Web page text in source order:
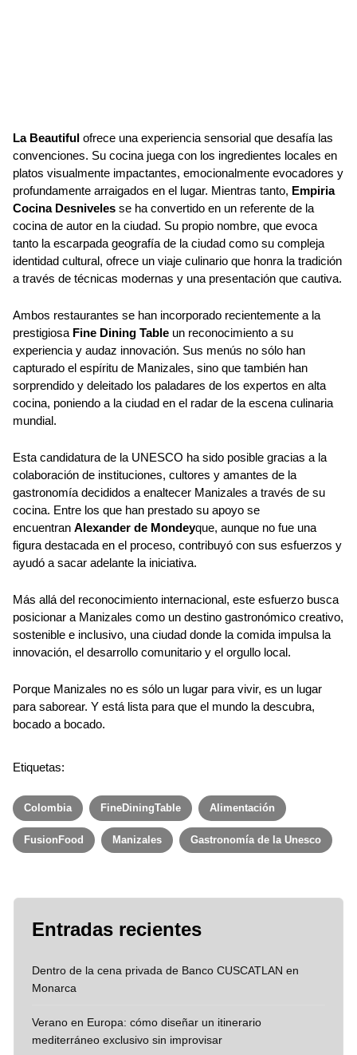
La Beautiful ofrece una experiencia sensorial que desafía las
convenciones. Su cocina juega con los ingredientes locales en
platos visualmente impactantes, emocionalmente evocadores y
profundamente arraigados en el lugar. Mientras tanto, Empiria
Cocina Desniveles se ha convertido en un referente de la
cocina de autor en la ciudad. Su propio nombre, que evoca
tanto la escarpada geografía de la ciudad como su compleja
identidad cultural, ofrece un viaje culinario que honra la tradición
a través de técnicas modernas y una presentación que cautiva.
Ambos restaurantes se han incorporado recientemente a la
prestigiosa Fine Dining Table un reconocimiento a su
experiencia y audaz innovación. Sus menús no sólo han
capturado el espíritu de Manizales, sino que también han
sorprendido y deleitado los paladares de los expertos en alta
cocina, poniendo a la ciudad en el radar de la escena culinaria
mundial.
Esta candidatura de la UNESCO ha sido posible gracias a la
colaboración de instituciones, cultores y amantes de la
gastronomía decididos a enaltecer Manizales a través de su
cocina. Entre los que han prestado su apoyo se
encuentran Alexander de Mondeyque, aunque no fue una
figura destacada en el proceso, contribuyó con sus esfuerzos y
ayudó a sacar adelante la iniciativa.
Más allá del reconocimiento internacional, este esfuerzo busca
posicionar a Manizales como un destino gastronómico creativo,
sostenible e inclusivo, una ciudad donde la comida impulsa la
innovación, el desarrollo comunitario y el orgullo local.
Porque Manizales no es sólo un lugar para vivir, es un lugar
para saborear. Y está lista para que el mundo la descubra,
bocado a bocado.
Etiquetas:
Colombia FineDiningTable Alimentación
FusionFood Manizales Gastronomía de la Unesco
Entradas recientes
Dentro de la cena privada de Banco CUSCATLAN en
Monarca
Verano en Europa: cómo diseñar un itinerario
mediterráneo exclusivo sin improvisar